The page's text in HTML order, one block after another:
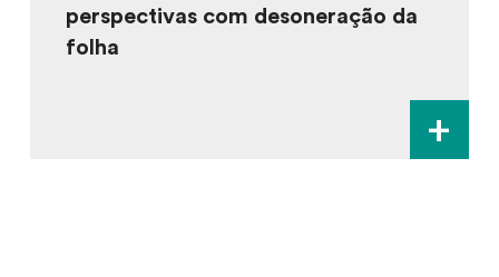
perspectivas com desoneração da
folha
+